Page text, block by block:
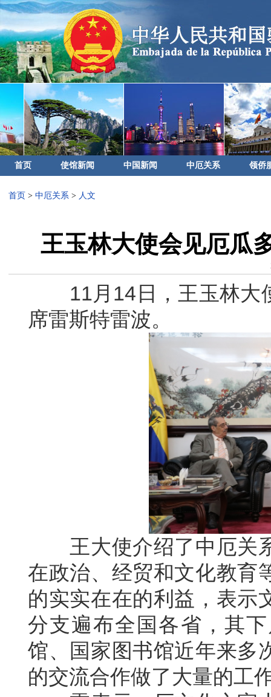
首页 使馆新闻 中国新闻 中厄关系 领侨
首页 > 中厄关系 > 人文
王玉林大使会见厄瓜
11月14日，王玉林大
席雷斯特雷波。
王大使介绍了中厄关系
在政治、经贸和文化教育
的实实在在的利益，表示
分支遍布全国各省，其
馆、国家图书馆近年来多
的交流合作做了大量的工